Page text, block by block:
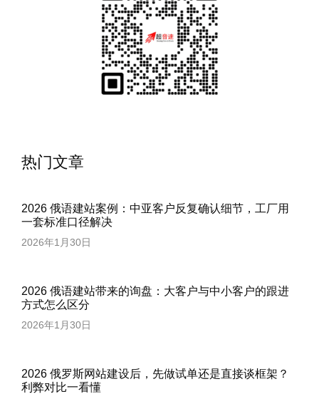
热门文章
2026 俄语建站案例：中亚客户反复确认细节，工厂用
一套标准口径解决
2026年1月30日
2026 俄语建站带来的询盘：大客户与中小客户的跟进
方式怎么区分
2026年1月30日
2026 俄罗斯网站建设后，先做试单还是直接谈框架？
利弊对比一看懂